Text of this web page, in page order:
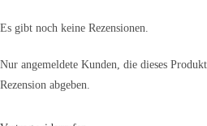
Es gibt noch keine Rezensionen.
Nur angemeldete Kunden, die dieses
Rezension abgeben.